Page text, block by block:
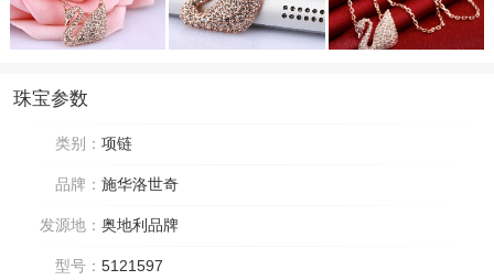
珠宝参数
类别： 项链
品牌： 施华洛世奇
发源地： 奥地利品牌
型号： 5121597